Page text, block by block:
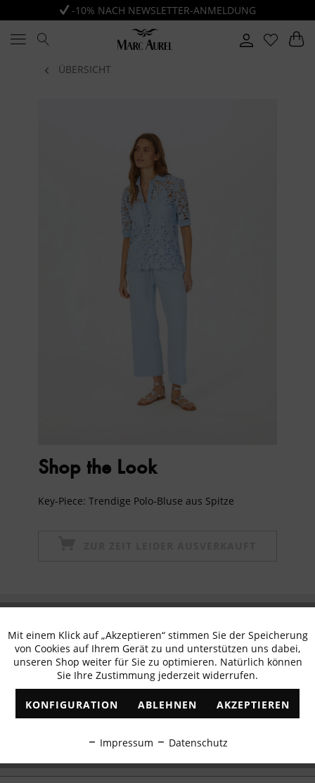
-10% NACH NEWSLETTER-ANMELDUNG
ÜBERSICHT
Shop the Look
Key-Piece: Trendige Polo-Bluse aus Spitze
erhalten
✓ Exklusive Angebote ✓ Die aktuellsten Trends
Funktionale Aktiv
Marketing Inaktiv
Tracking Inaktiv
Personalisierung Inaktiv
Mit einem Klick auf „Akzeptieren“ stimmen Sie der Speicherung
von Cookies auf Ihrem Gerät zu und unterstützen uns dabei,
unseren Shop weiter für Sie zu optimieren. Natürlich können
Sie Ihre Zustimmung jederzeit widerrufen.
KONFIGURATION ABLEHNEN AKZEPTIEREN
Impressum Datenschutz